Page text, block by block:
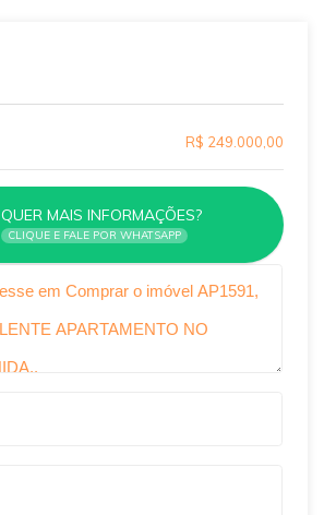
R$ 249.000,00
QUER MAIS INFORMAÇÕES?
CLIQUE E FALE POR WHATSAPP